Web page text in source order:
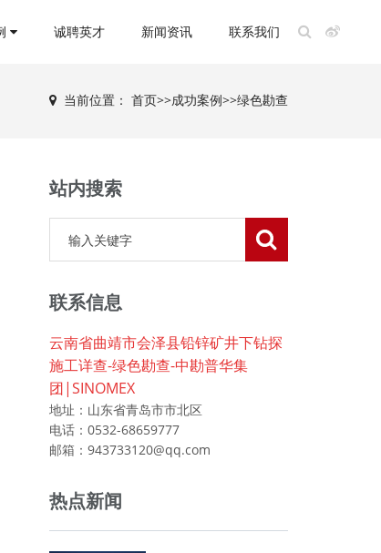
诚聘英才 新闻资讯 联系我们
当前位置： 首页>>成功案例>>绿色勘查
站内搜索
联系信息
云南省曲靖市会泽县铅锌矿井下钻探
施工详查-绿色勘查-中勘普华集
团|SINOMEX
地址：山东省青岛市市北区
电话：0532-68659777
邮箱：943733120@qq.com
热点新闻